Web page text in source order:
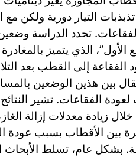
التيار دورية ولكن
تحدد الدراسة
الذي يتميز
الفقاعة إلى القطب بعد
بين هذين الوضعين
الفقاعات. تشير النتائج
خلال زيادة معدلات إزالة
بين الأقطاب بسبب عودة
بشكل عام، تسلط الأبحاث